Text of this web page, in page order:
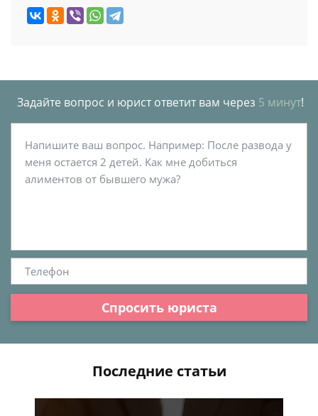
Задайте вопрос и юрист ответит вам через 5 минут!
Спросить юриста
Последние статьи